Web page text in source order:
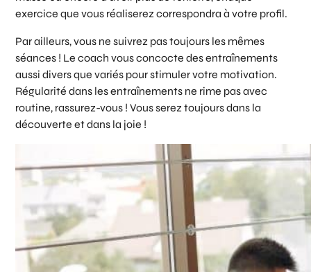
exercice que vous réaliserez correspondra à votre profil.
Par ailleurs, vous ne suivrez pas toujours les mêmes
séances ! Le coach vous concocte des entraînements
aussi divers que variés pour stimuler votre motivation.
Régularité dans les entraînements ne rime pas avec
routine, rassurez-vous ! Vous serez toujours dans la
découverte et dans la joie !